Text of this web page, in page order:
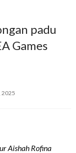
padu
Games
2025
Aishah Rofina